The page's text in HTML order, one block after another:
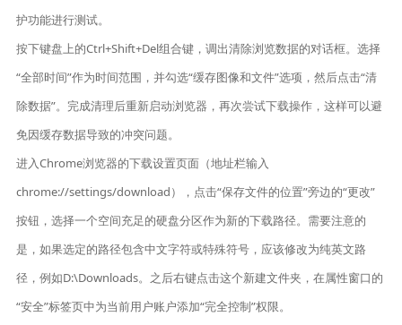
护功能进行测试。
按下键盘上的Ctrl+Shift+Del组合键，调出清除浏览数据的对话框。选择
“全部时间”作为时间范围，并勾选“缓存图像和文件”选项，然后点击“清
除数据”。完成清理后重新启动浏览器，再次尝试下载操作，这样可以避
免因缓存数据导致的冲突问题。
进入Chrome浏览器的下载设置页面（地址栏输入
chrome://settings/download），点击“保存文件的位置”旁边的“更改”
按钮，选择一个空间充足的硬盘分区作为新的下载路径。需要注意的
是，如果选定的路径包含中文字符或特殊符号，应该修改为纯英文路
径，例如D:\Downloads。之后右键点击这个新建文件夹，在属性窗口的
“安全”标签页中为当前用户账户添加“完全控制”权限。